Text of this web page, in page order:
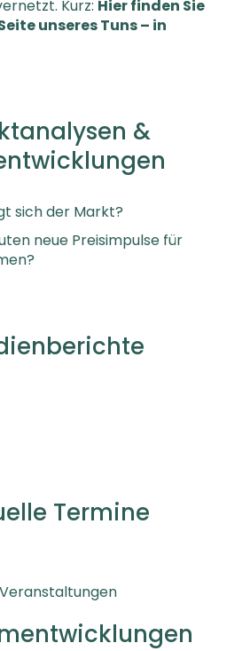
Kurz: Hier finden Sie
unseres Tuns – in
&
sich der Markt?
neue Preisimpulse für
Termine